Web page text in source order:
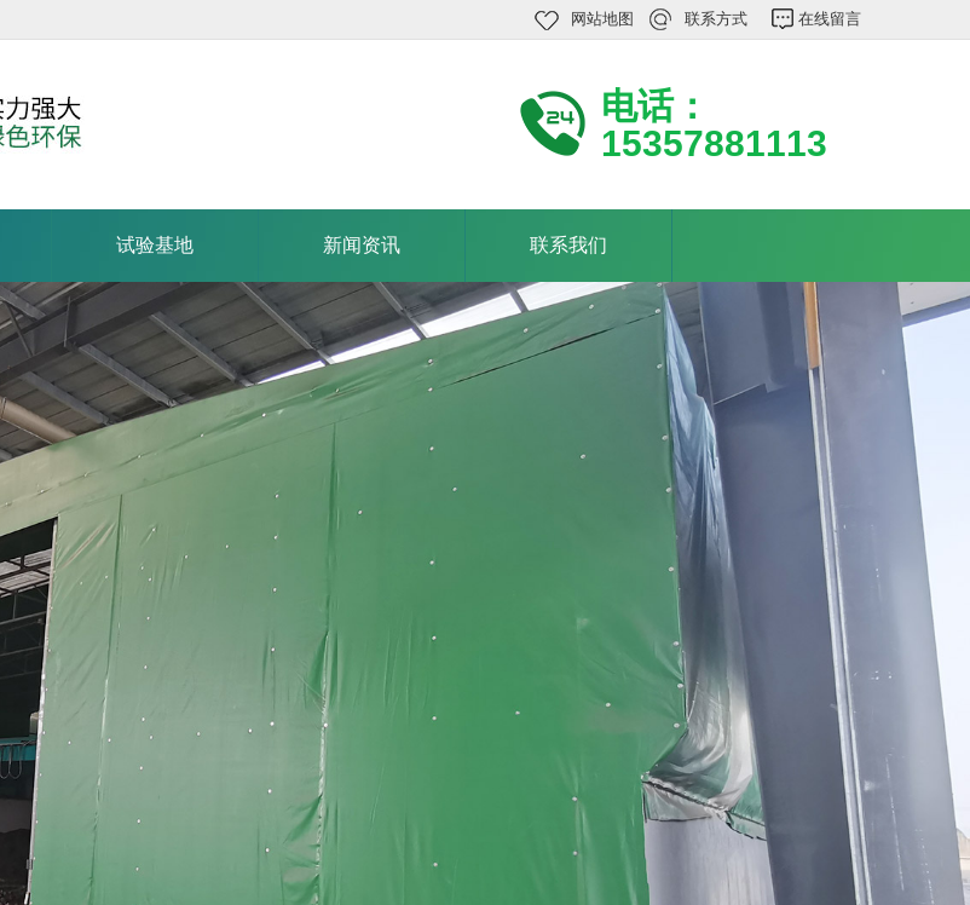
网站地图 联系方式 在线留言
电话：
15357881113
试验基地 新闻资讯 联系我们